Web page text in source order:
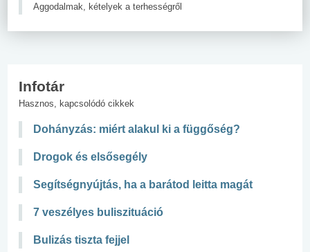
Aggodalmak, kételyek a terhességről
Infotár
Hasznos, kapcsolódó cikkek
Dohányzás: miért alakul ki a függőség?
Drogok és elsősegély
Segítségnyújtás, ha a barátod leitta magát
7 veszélyes buliszituáció
Bulizás tiszta fejjel